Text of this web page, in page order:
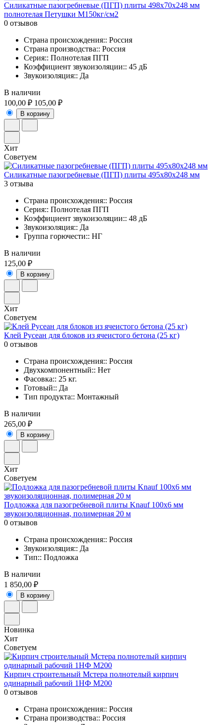
Силикатные пазогребневые (ПГП) плиты 498х70х248 мм
полнотелая Петушки М150кг/см2
0 отзывов
Страна происхождения:: Россия
Страна производства:: Россия
Серия:: Полнотелая ПГП
Коэффициент звукоизоляции:: 45 дБ
Звукоизоляция:: Да
В наличии
100,00 ₽ 105,00 ₽
В корзину
Хит
Советуем
Силикатные пазогребневые (ПГП) плиты 495х80х248 мм
3 отзыва
Страна происхождения:: Россия
Серия:: Полнотелая ПГП
Коэффициент звукоизоляции:: 48 дБ
Звукоизоляция:: Да
Группа горючести:: НГ
В наличии
125,00 ₽
В корзину
Хит
Советуем
Клей Русеан для блоков из ячеистого бетона (25 кг)
0 отзывов
Страна происхождения:: Россия
Двухкомпонентный:: Нет
Фасовка:: 25 кг.
Готовый:: Да
Тип продукта:: Монтажный
В наличии
265,00 ₽
В корзину
Хит
Советуем
Подложка для пазогребневой плиты Knauf 100х6 мм
звукоизоляционная, полимерная 20 м
0 отзывов
Страна происхождения:: Россия
Звукоизоляция:: Да
Тип:: Подложка
В наличии
1 850,00 ₽
В корзину
Новинка
Хит
Советуем
Кирпич строительный Мстера полнотелый кирпич
одинарный рабочий 1НФ М200
0 отзывов
Страна происхождения:: Россия
Страна производства:: Россия